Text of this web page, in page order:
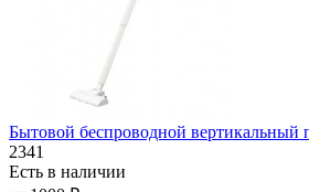
Бытовой беспроводной вертикальный
2341
Есть в наличии